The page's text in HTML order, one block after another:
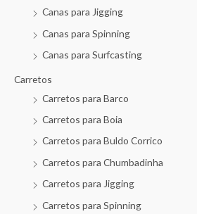
Canas para Jigging
Canas para Spinning
Canas para Surfcasting
Carretos
Carretos para Barco
Carretos para Boia
Carretos para Buldo Corrico
Carretos para Chumbadinha
Carretos para Jigging
Carretos para Spinning